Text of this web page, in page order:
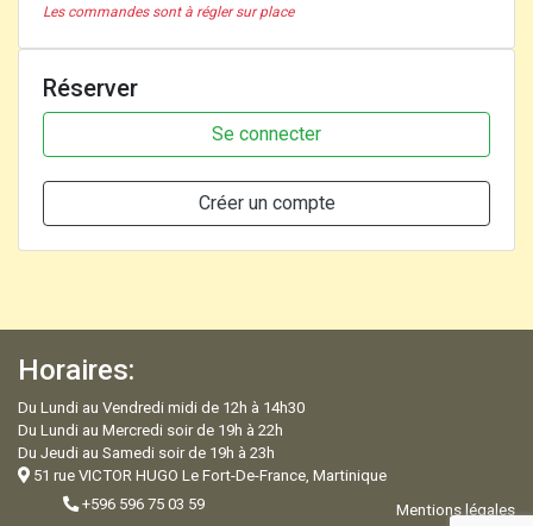
Les commandes sont à régler sur place
Réserver
Se connecter
Créer un compte
Horaires:
Du Lundi au Vendredi midi de 12h à 14h30
Du Lundi au Mercredi soir de 19h à 22h
Du Jeudi au Samedi soir de 19h à 23h
51 rue VICTOR HUGO Le Fort-De-France, Martinique
+596 596 75 03 59
Mentions légales